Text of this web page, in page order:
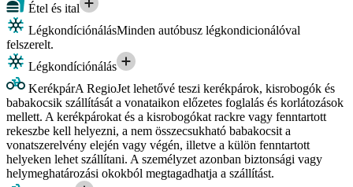
Étel és ital
LégkondíciónálásMinden autóbusz légkondicionálóval
felszerelt.
Légkondíciónálás
KerékpárA RegioJet lehetővé teszi kerékpárok, kisrobogók és
babakocsik szállítását a vonataikon előzetes foglalás és korlátozások
mellett. A kerékpárokat és a kisrobogókat rackre vagy fenntartott
rekeszbe kell helyezni, a nem összecsukható babakocsit a
vonatszerelvény elején vagy végén, illetve a külön fenntartott
helyeken lehet szállítani. A személyzet azonban biztonsági vagy
helymeghatározási okokból megtagadhatja a szállítást.